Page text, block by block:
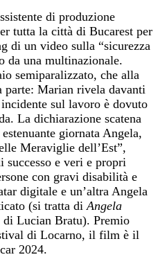
di produzione
tutta la città di Bucarest per
di un video sulla “sicurezza
da una multinazionale.
semiparalizzato, che alla
parte: Marian rivela davanti
sul lavoro è dovuto
La dichiarazione scatena
giornata Angela,
Meraviglie dell’Est”,
e veri e propri
con gravi disabilità e
digitale e un’altra Angela
(si tratta di Angela
di Lucian Bratu). Premio
di Locarno, il film è il
2024.